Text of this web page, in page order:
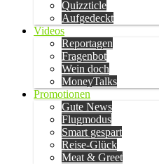
Quizzticle
Aufgedeckt
Videos
Reportagen
Fragenbot
Wein doch
MoneyTalks
Promotionen
Gute News
Flugmodus
Smart gespart
Reise-Glück
Meat & Greet